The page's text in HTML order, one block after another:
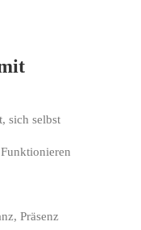
sich selbst
Präsenz